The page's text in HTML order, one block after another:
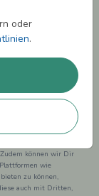
oder
.
bleibe auf dem
willigst Du ein,
können wir Dir
wie
zu können,
auch mit Dritten,